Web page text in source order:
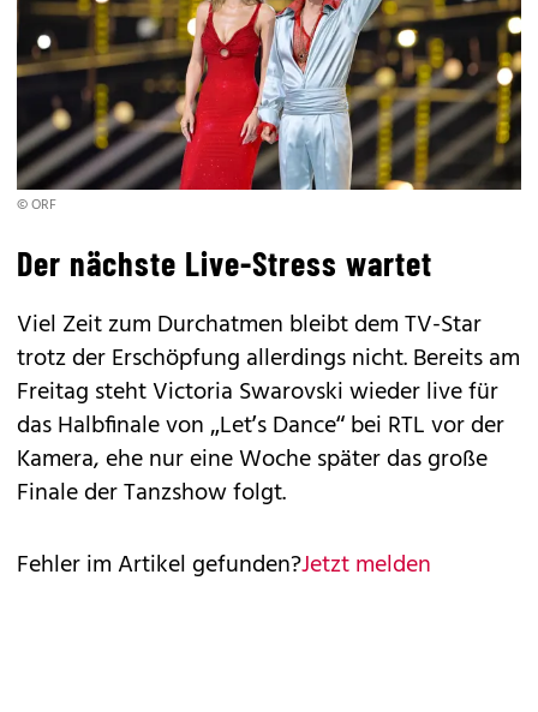
© ORF
Der nächste Live-Stress wartet
Viel Zeit zum Durchatmen bleibt dem TV-Star
trotz der Erschöpfung allerdings nicht. Bereits am
Freitag steht Victoria Swarovski wieder live für
das Halbfinale von „Let’s Dance“ bei RTL vor der
Kamera, ehe nur eine Woche später das große
Finale der Tanzshow folgt.
Fehler im Artikel gefunden?Jetzt melden